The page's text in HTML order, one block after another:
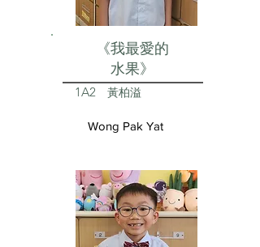
《我最愛的
水果》
1A2 黃柏溢
Wong Pak Yat